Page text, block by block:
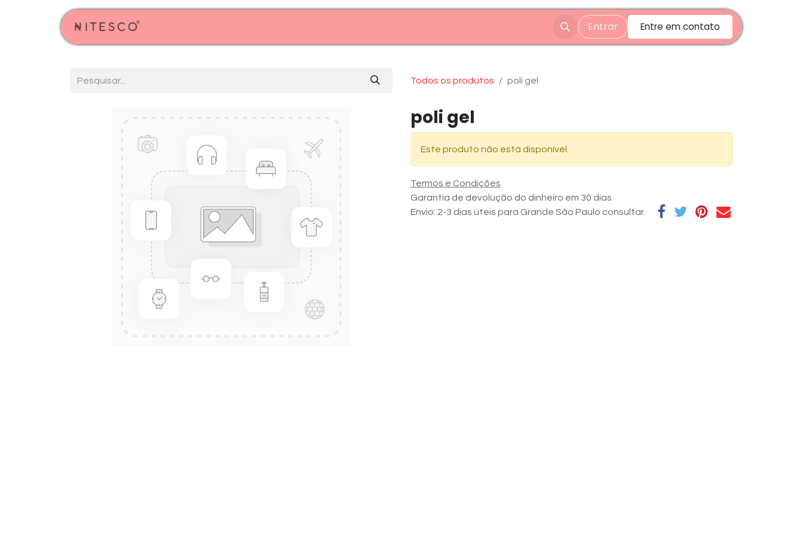
Entrar Entre em contato
Todos os produtos poli gel
poli gel
Este produto não está disponível.
Termos e Condições
Garantia de devolução do dinheiro em 30 dias
Envio: 2-3 dias úteis para Grande São Paulo consultar.